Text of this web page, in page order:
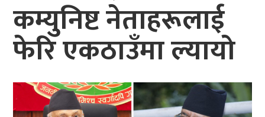
कम्युनिष्ट नेताहरूलाई
फेरि एकठाउँमा ल्यायो